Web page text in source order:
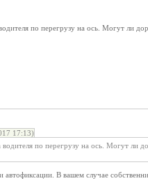
по перегрузу на ось. Могут ли
17:13)
по перегрузу на ось. Могут ли
автофиксации. В вашем случае